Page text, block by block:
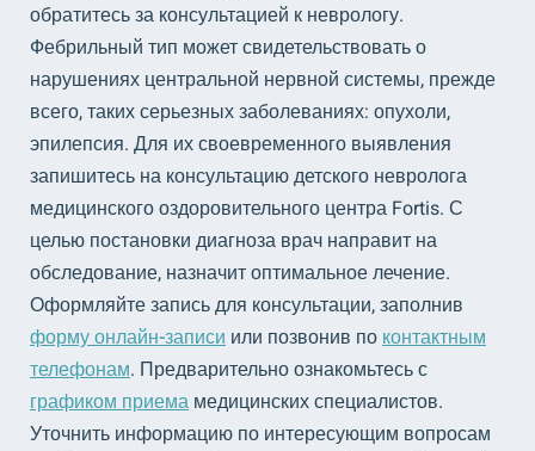
обратитесь за консультацией к неврологу.
Фебрильный тип может свидетельствовать о
нарушениях центральной нервной системы, прежде
всего, таких серьезных заболеваниях: опухоли,
эпилепсия. Для их своевременного выявления
запишитесь на консультацию детского невролога
медицинского оздоровительного центра Fortis. С
целью постановки диагноза врач направит на
обследование, назначит оптимальное лечение.
Оформляйте запись для консультации, заполнив
форму онлайн-записи или позвонив поконтактным
телефонам. Предварительно ознакомьтесь с
графиком приема медицинских специалистов.
Уточнить информацию по интересующим вопросам